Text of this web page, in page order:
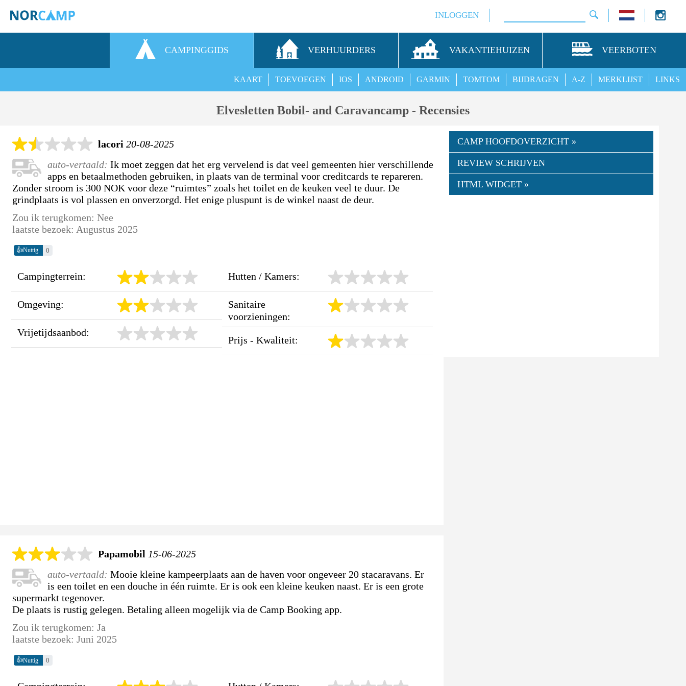
INLOGGEN
CAMPINGGIDS VERHUURDERS VAKANTIEHUIZEN VEERBOTEN
LINKS
MERKLIJST
A-Z
BIJDRAGEN
TOMTOM
GARMIN
ANDROID
IOS
TOEVOEGEN
KAART
Elvesletten Bobil- and Caravancamp - Recensies
lacori 20-08-2025
auto-vertaald: Ik moet zeggen dat het erg vervelend is dat veel gemeenten hier verschillende
apps en betaalmethoden gebruiken, in plaats van de terminal voor creditcards te repareren.
Zonder stroom is 300 NOK voor deze “ruimtes” zoals het toilet en de keuken veel te duur. De
grindplaats is vol plassen en onverzorgd. Het enige pluspunt is de winkel naast de deur.
Zou ik terugkomen: Nee
laatste bezoek: Augustus 2025
👍Nuttig 0
Campingterrein:
Omgeving:
Vrijetijdsaanbod:
Hutten / Kamers:
Sanitaire
voorzieningen:
Prijs - Kwaliteit:
Papamobil 15-06-2025
auto-vertaald: Mooie kleine kampeerplaats aan de haven voor ongeveer 20 stacaravans. Er
is een toilet en een douche in één ruimte. Er is ook een kleine keuken naast. Er is een grote
supermarkt tegenover.
De plaats is rustig gelegen. Betaling alleen mogelijk via de Camp Booking app.
Zou ik terugkomen: Ja
laatste bezoek: Juni 2025
👍Nuttig 0
CAMP HOOFDOVERZICHT »
REVIEW SCHRIJVEN
HTML WIDGET »